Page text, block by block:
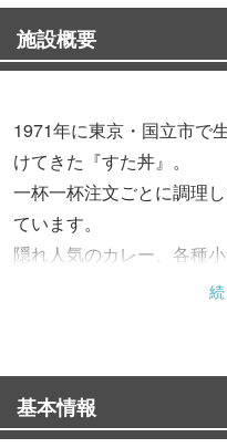
施設概要
1971年に東京・国立市で
けてきた『すた丼』。
一杯一杯注文ごとに調理
ています。
隠れ人気のカレー、各種
基本情報